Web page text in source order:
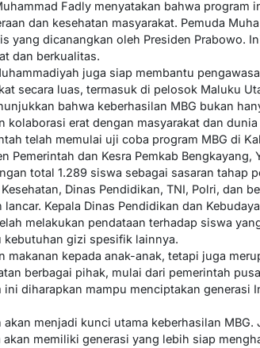
Fadly menyatakan bahwa program
dan kesehatan masyarakat. Pemuda
yang dicanangkan oleh Presiden Prabowo.
dan berkualitas.
juga siap membantu
secara luas, termasuk di pelosok Maluku
bahwa keberhasilan MBG bukan
kolaborasi erat dengan masyarakat dan dunia
telah memulai uji coba program MBG di
Pemerintah dan Kesra Pemkab Bengkayang,
total 1.289 siswa sebagai sasaran tahap
Dinas Pendidikan, TNI, Polri, dan
Kepala Dinas Pendidikan dan
melakukan pendataan terhadap siswa
kebutuhan gizi spesifik lainnya.
makanan kepada anak-anak, tetapi juga
berbagai pihak, mulai dari pemerintah
diharapkan mampu menciptakan generasi
menjadi kunci utama keberhasilan MBG.
memiliki generasi yang lebih siap